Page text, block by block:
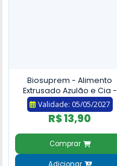
Biosuprem - Alimento
Extrusado Azulão e Cia -
150g
Validade: 05/05/2027
R$ 13,90
Comprar